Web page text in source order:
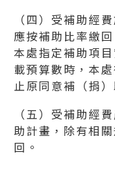
（四）受補助經
應按補助比率繳
本處指定補助項
載預算數時，本
止原同意補（捐）
（五）受補助經
助計畫，除有相
回。